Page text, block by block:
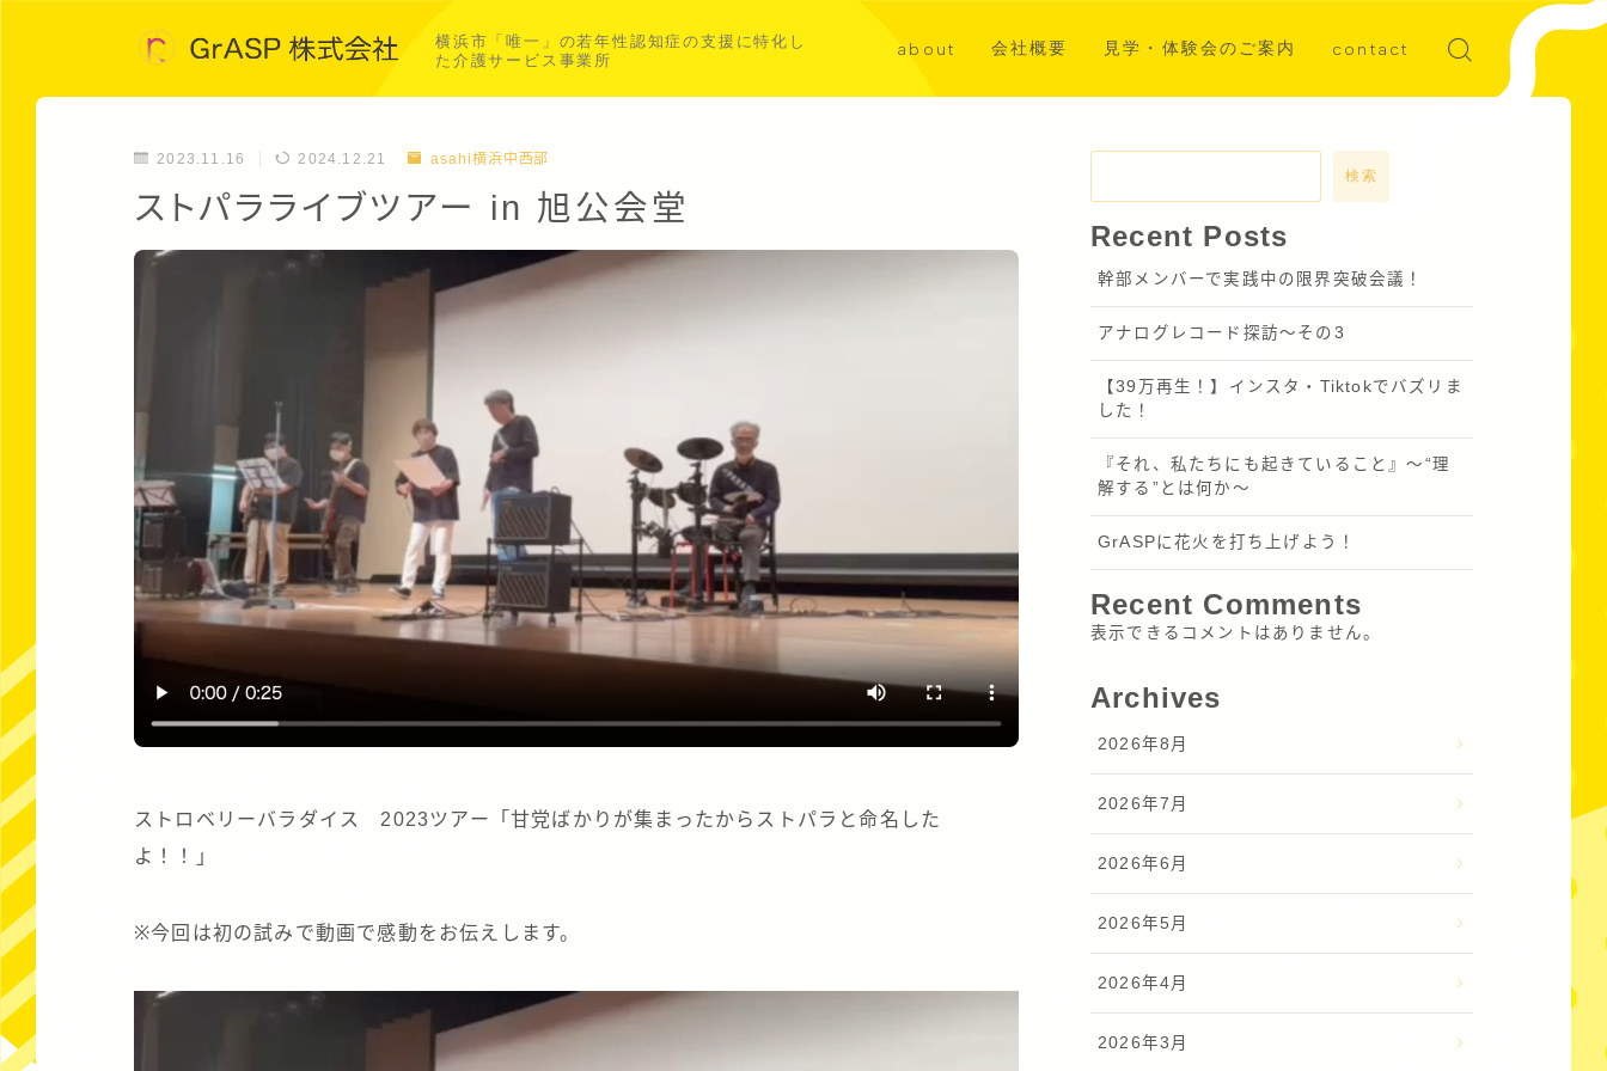
横浜市「唯一」の若年性認知症の支援に特化し
た介護サービス事業所
about
asahi横浜中西部
会社概要
共同事業募集
見学・体験会のご案内 contact
2023.11.16 2024.12.21 asahi横浜中西部
ストパラライブツアー in 旭公会堂
ストロベリーバラダイス 2023ツアー「甘党ばかりが集まったからストパラと命名した
よ！！」
※今回は初の試みで動画で感動をお伝えします。
検索
Recent Posts
幹部メンバーで実践中の限界突破会議！
アナログレコード探訪～その3
【39万再生！】インスタ・Tiktokでバズリま
した！
『それ、私たちにも起きていること』〜“理
解する”とは何か～
GrASPに花火を打ち上げよう！
Recent Comments
表示できるコメントはありません。
Archives
2026年8月
2026年7月
2026年6月
2026年5月
2026年4月
2026年3月